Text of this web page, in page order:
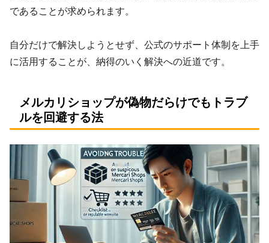
であることが求められます。
自分だけで解決しようとせず、公式のサポート体制を上手
に活用することが、納得のいく解決への近道です。
メルカリショップが偽物だらけでもトラブ
ルを回避する法